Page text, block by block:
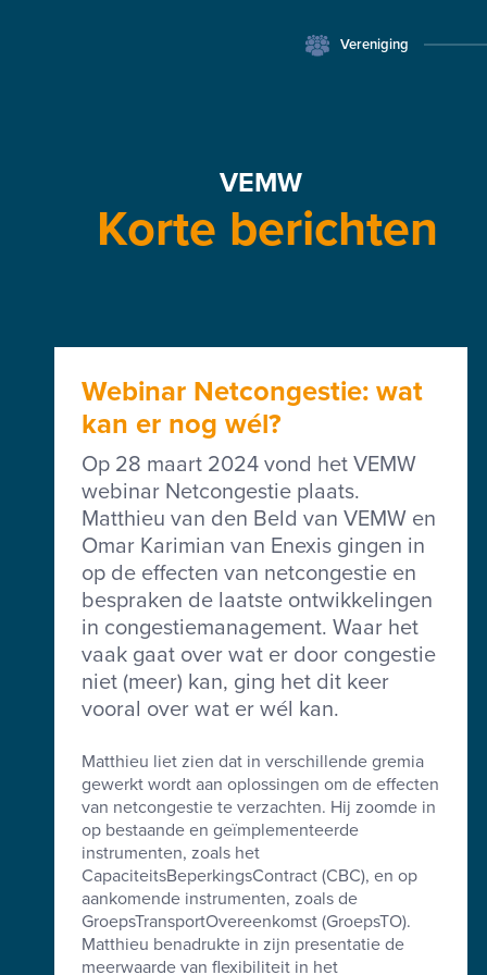
Vereniging
VEMW
Korte berichten
Webinar Netcongestie: wat
kan er nog wél?
Op 28 maart 2024 vond het VEMW
webinar Netcongestie plaats.
Matthieu van den Beld van VEMW en
Omar Karimian van Enexis gingen in
op de effecten van netcongestie en
bespraken de laatste ontwikkelingen
in congestiemanagement. Waar het
vaak gaat over wat er door congestie
niet (meer) kan, ging het dit keer
vooral over wat er wél kan.
Matthieu liet zien dat in verschillende gremia
gewerkt wordt aan oplossingen om de effecten
van netcongestie te verzachten. Hij zoomde in
op bestaande en geïmplementeerde
instrumenten, zoals het
CapaciteitsBeperkingsContract (CBC), en op
aankomende instrumenten, zoals de
GroepsTransportOvereenkomst (GroepsTO).
Matthieu benadrukte in zijn presentatie de
meerwaarde van flexibiliteit in het